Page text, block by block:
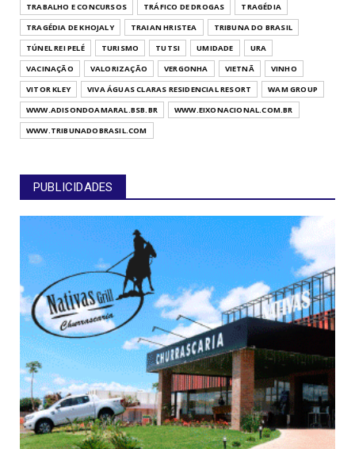
TRABALHO E CONCURSOS
TRÁFICO DE DROGAS
TRAGÉDIA
TRAGÉDIA DE KHOJALY
TRAIAN HRISTEA
TRIBUNA DO BRASIL
TÚNEL REI PELÉ
TURISMO TUTSI UMIDADE
URA
VACINAÇÃO
VALORIZAÇÃO VERGONHA VIETNÃ
VINHO
VITOR KLEY
VIVA ÁGUAS CLARAS RESIDENCIAL RESORT
WAM GROUP
WWW.ADISONDOAMARAL.BSB.BR
WWW.EIXONACIONAL.COM.BR
WWW.TRIBUNADOBRASIL.COM
PUBLICIDADES